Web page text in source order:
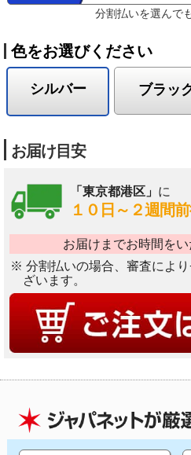
分割払いを選んで
色をお選びください
シルバー ブラッ
お届け目安
「東京都港区」 に
１０日～２週間
お届けまでお時間を
※ 分割払いの場合、審査によ
ざいます。